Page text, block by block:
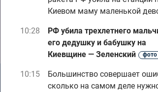
Киевом маму маленькой
10:28
РФ убила трехлетнего
его дедушку и бабушку на
Киевщине — Зеленский
фото
10:15
Большинство совершает
сколько на самом деле